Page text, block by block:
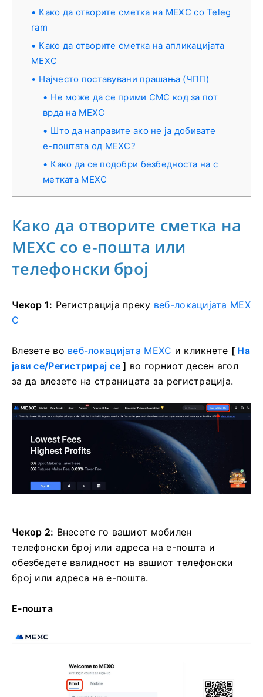
Како да отворите сметка на MEXC со Teleg
ram
Како да отворите сметка на апликацијата
MEXC
Најчесто поставувани прашања (ЧПП)
Не може да се прими СМС код за пот
врда на MEXC
Што да направите ако не ја добивате
е-поштата од MEXC?
Како да се подобри безбедноста на с
метката MEXC
Како да отворите сметка на
MEXC со е-пошта или
телефонски број
Чекор 1: Регистрација преку веб-локацијата MEX
C
Влезете во веб-локацијата MEXC и кликнете [ На
јави се/Регистрирај се ] во горниот десен агол
за да влезете на страницата за регистрација.
Чекор 2: Внесете го вашиот мобилен
телефонски број или адреса на е-пошта и
обезбедете валидност на вашиот телефонски
број или адреса на е-пошта.
Е-пошта